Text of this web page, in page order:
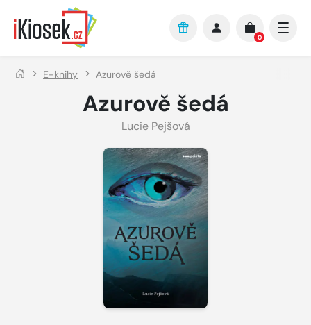
Přejít na hlavní obsah
0
E-knihy Azurově šedá
Azurově šedá
Lucie Pejšová